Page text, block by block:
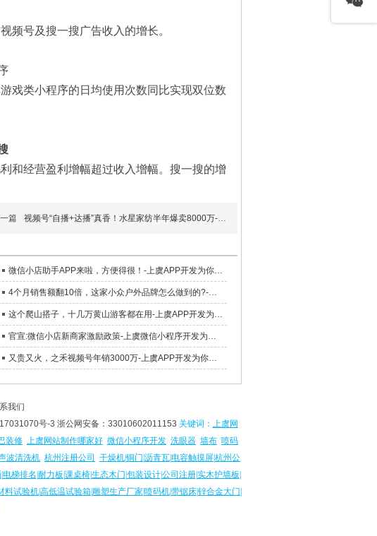
频号及搜一搜广告收入的增长。
戏类小程序的日均使用次数同比实现双位数
和经营盈利增幅超过收入增幅。搜一搜的增
篇 视频号“自播+达播”真香！水星家纺半年爆卖8000万-上虞A
微信小店助手APP来啦，方便得很！-上虞APP开发为你呈现
4个月销售额翻10倍，这家小众户外品牌怎么做到的?-上虞网站建设为你呈现
这个爬山搭子，十几万黄山游客都在用-上虞APP开发为你呈现
官宣:微信小店新商家激励政策-上虞微信小程序开发为你呈现
又贵又火，之禾视频号年销3000万-上虞APP开发为你呈现
我们
号-3 浙公网安备： 33010602011153 关键词： 上虞网
装修 上虞网站制作哪家好 微信小程序开发 洗眼器 墙布 喷码
波清洗机 杭州注册公司 干燥机铜门 沥青瓦电容触摸屏杭州公
|电梯排名 耐力板 课桌椅|生态木门 包装设计|公司注册|实木护墙板
料试验机高低温试验箱雕塑生产厂家 喷码机带锯床锌合金大门